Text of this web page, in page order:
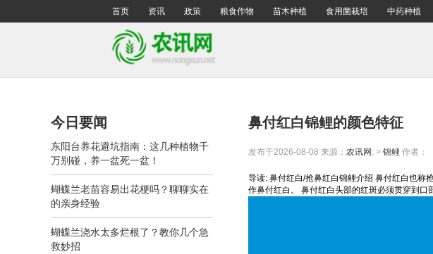
首页 资讯 政策 粮食作物 苗木种植 食用菌栽培 中药种植
今日要闻
东阳台养花避坑指南：这几种植物千
万别碰，养一盆死一盆！
蝴蝶兰老苗容易出花梗吗？聊聊实在
的亲身经验
蝴蝶兰浇水太多烂根了？教你几个急
救妙招
鼻付红白锦鲤的颜色特征
发布于2026-08-08 来源： 农讯网 : > 锦鲤 作者：
导读: 鼻付红白/抢鼻红白锦鲤介绍 鼻付红白也称
作鼻付红白。 鼻付红白头部的红斑必须贯穿到口